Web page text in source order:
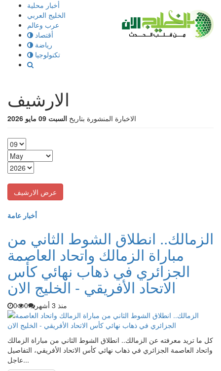
إذهب
المحتوى
أخبار محلية
الخليج العربي
عرب وعالم
أقتصاد
رياضة
تكنولوجيا
الارشيف
الاخبارة المنشورة بتاريخ السبت 09 مايو 2026
أخبار عامة
الزمالك.. انطلاق الشوط الثاني من
مباراة الزمالك واتحاد العاصمة
الجزائري في ذهاب نهائي كأس
الاتحاد الأفريقي - الخليج الان
منذ 3 أشهر 0
0
كل ما تريد معرفته عن الزمالك.. انطلاق الشوط الثاني من مباراة الزمالك
واتحاد العاصمة الجزائري في ذهاب نهائي كأس الاتحاد الأفريقي، التفاصيل
عاجل...